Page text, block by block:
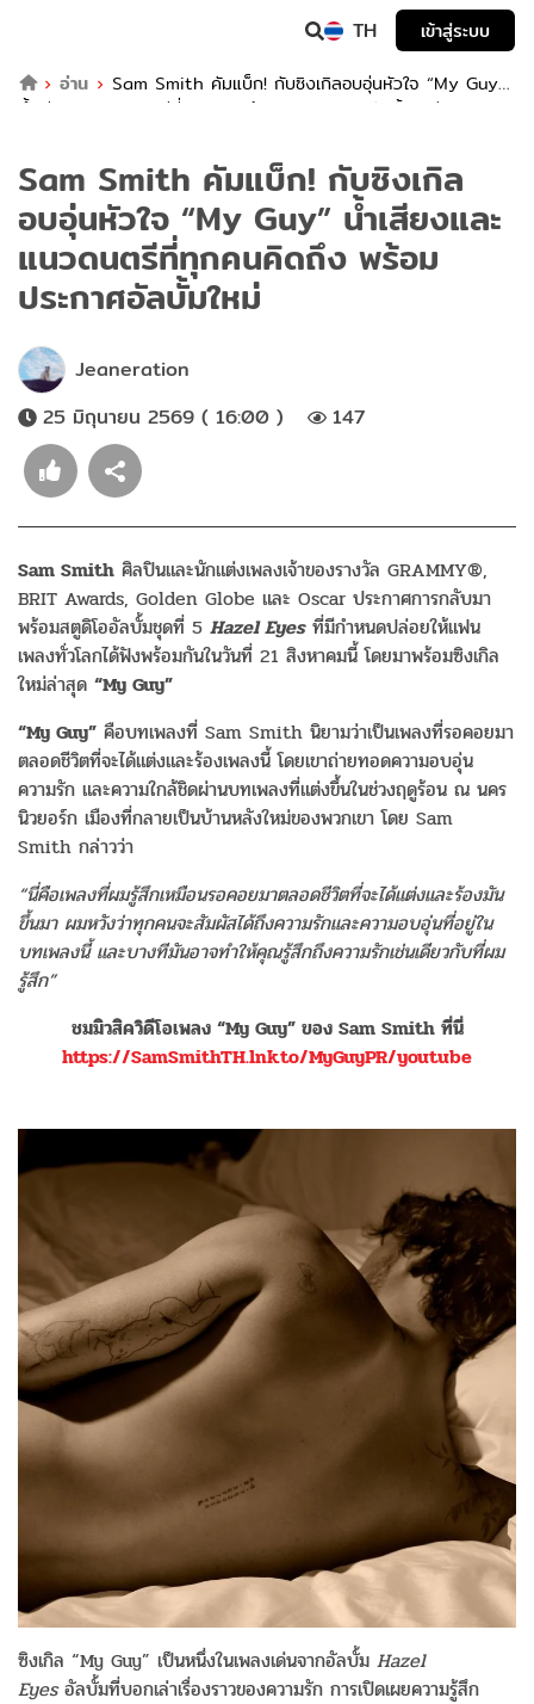
TH
เข้าสู่ระบบ
อ่าน
Sam Smith คัมแบ็ก! กับซิงเกิลอบอุ่นหัวใจ “My Guy”
น้ำเสียงและแนวดนตรีที่ทุกคนคิดถึง พร้อมประกาศอัลบั้มใหม่
Sam Smith คัมแบ็ก! กับซิงเกิล
อบอุ่นหัวใจ “My Guy” น้ำเสียงและ
แนวดนตรีที่ทุกคนคิดถึง พร้อม
ประกาศอัลบั้มใหม่
Jeaneration
25 มิถุนายน 2569 ( 16:00 )
147
Sam Smith ศิลปินและนักแต่งเพลงเจ้าของรางวัล GRAMMY®,
BRIT Awards, Golden Globe และ Oscar ประกาศการกลับมา
พร้อมสตูดิโออัลบั้มชุดที่ 5 Hazel Eyesที่มีกำหนดปล่อยให้แฟน
เพลงทั่วโลกได้ฟังพร้อมกันในวันที่ 21 สิงหาคมนี้ โดยมาพร้อมซิงเกิล
ใหม่ล่าสุด “My Guy”
“My Guy” คือบทเพลงที่ Sam Smith นิยามว่าเป็นเพลงที่รอคอยมา
ตลอดชีวิตที่จะได้แต่งและร้องเพลงนี้ โดยเขาถ่ายทอดความอบอุ่น
ความรัก และความใกล้ชิดผ่านบทเพลงที่แต่งขึ้นในช่วงฤดูร้อน ณ นคร
นิวยอร์ก เมืองที่กลายเป็นบ้านหลังใหม่ของพวกเขา โดย Sam
Smith กล่าวว่า
“นี่คือเพลงที่ผมรู้สึกเหมือนรอคอยมาตลอดชีวิตที่จะได้แต่งและร้องมัน
ขึ้นมา ผมหวังว่าทุกคนจะสัมผัสได้ถึงความรักและความอบอุ่นที่อยู่ใน
บทเพลงนี้ และบางทีมันอาจทำให้คุณรู้สึกถึงความรักเช่นเดียวกับที่ผม
รู้สึก”
ชมมิวสิควิดีโอเพลง“My Guy” ของ Sam Smith ที่นี่
https://SamSmithTH.lnk.to/MyGuyPR/youtube
ซิงเกิล “My Guy” เป็นหนึ่งในเพลงเด่นจากอัลบั้ม Hazel
Eyesอัลบั้มที่บอกเล่าเรื่องราวของความรัก การเปิดเผยความรู้สึก